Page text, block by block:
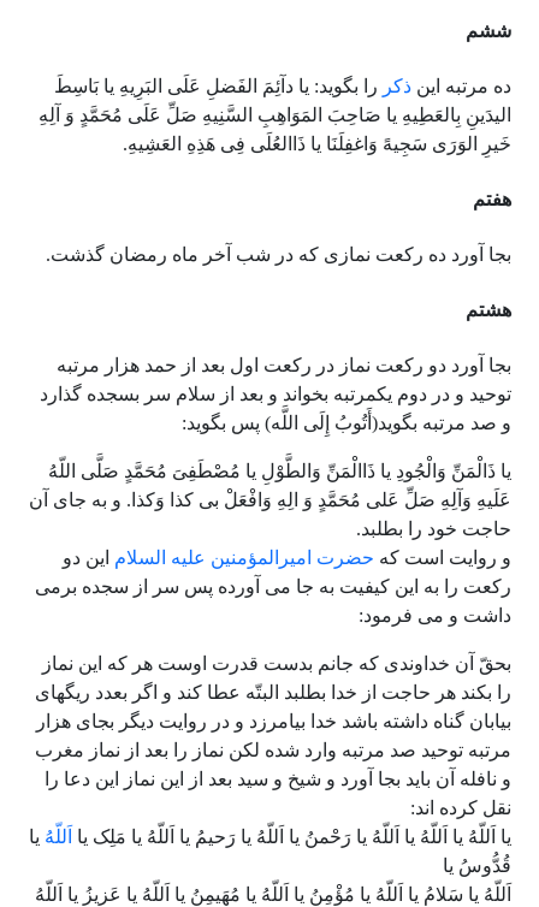
ششم
ده مرتبه این ذکر را بگوید: یا دآئِمَ الفَضلِ عَلَی البَرِیهِ یا بَاسِطَ
الیدَینِ بِالعَطِیهِ یا صَاحِبَ المَوَاهِبِ السَّنِیهِ صَلِّ عَلَی مُحَمَّدٍ وَ آلِهِ
خَیرِ الوَرَی سَجِیهً وَاغفِلَنَا یا ذَاالعُلَی فِی هَذِهِ العَشِیهِ.
هفتم
بجا آورد ده رکعت نمازی که در شب آخر ماه رمضان گذشت.
هشتم
بجا آورد دو رکعت نماز در رکعت اول بعد از حمد هزار مرتبه
توحید و در دوم یکمرتبه بخواند و بعد از سلام سر بسجده گذارد
و صد مرتبه بگوید(أَتُوبُ إِلَى اللَّه) پس بگوید:
یا ذَالْمَنِّ وَالْجُودِ یا ذَاالْمَنِّ وَالطَّوْلِ یا مُصْطَفِىَ مُحَمَّدٍ صَلَّى اللّهُ
عَلَیهِ وَآلِهِ صَلِّ عَلى مُحَمَّدٍ وَ الِهِ وَافْعَلْ بى کذا وَکذا. و به جای آن
حاجت خود را بطلبد.
و روایت است که حضرت امیرالمؤمنین علیه السلام این دو
رکعت را به این کیفیت به جا مى آورده پس سر از سجده برمى
داشت و مى فرمود:
بحقّ آن خداوندى که جانم بدست قدرت اوست هر که این نماز
را بکند هر حاجت از خدا بطلبد البتّه عطا کند و اگر بعدد ریگهاى
بیابان گناه داشته باشد خدا بیامرزد و در روایت دیگر بجاى هزار
مرتبه توحید صد مرتبه وارد شده لکن نماز را بعد از نماز مغرب
و نافله آن باید بجا آورد و شیخ و سید بعد از این نماز این دعا را
نقل کرده اند:
یا اَللّهُ یا اَللّهُ یا اَللّهُ یا رَحْمنُ یا اَللّهُ یا رَحیمُ یا اَللّهُ یا مَلِک یا اَللّهُ یا
قُدُّوسُ یا
اَللّهُ یا سَلامُ یا اَللّهُ یا مُؤْمِنُ یا اَللّهُ یا مُهَیمِنُ یا اَللّهُ یا عَزیزُ یا اَللّهُ